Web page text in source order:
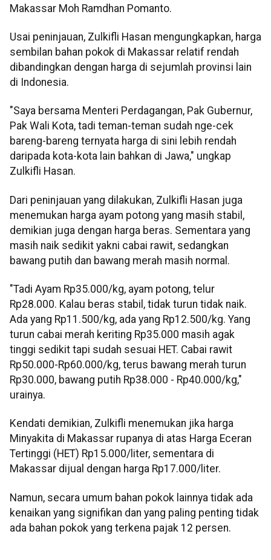
Makassar Moh Ramdhan Pomanto.
Usai peninjauan, Zulkifli Hasan mengungkapkan, harga
sembilan bahan pokok di Makassar relatif rendah
dibandingkan dengan harga di sejumlah provinsi lain
di Indonesia.
"Saya bersama Menteri Perdagangan, Pak Gubernur,
Pak Wali Kota, tadi teman-teman sudah nge-cek
bareng-bareng ternyata harga di sini lebih rendah
daripada kota-kota lain bahkan di Jawa," ungkap
Zulkifli Hasan.
Dari peninjauan yang dilakukan, Zulkifli Hasan juga
menemukan harga ayam potong yang masih stabil,
demikian juga dengan harga beras. Sementara yang
masih naik sedikit yakni cabai rawit, sedangkan
bawang putih dan bawang merah masih normal.
"Tadi Ayam Rp35.000/kg, ayam potong, telur
Rp28.000. Kalau beras stabil, tidak turun tidak naik.
Ada yang Rp11.500/kg, ada yang Rp12.500/kg. Yang
turun cabai merah keriting Rp35.000 masih agak
tinggi sedikit tapi sudah sesuai HET. Cabai rawit
Rp50.000-Rp60.000/kg, terus bawang merah turun
Rp30.000, bawang putih Rp38.000 - Rp40.000/kg,"
urainya.
Kendati demikian, Zulkifli menemukan jika harga
Minyakita di Makassar rupanya di atas Harga Eceran
Tertinggi (HET) Rp15.000/liter, sementara di
Makassar dijual dengan harga Rp17.000/liter.
Namun, secara umum bahan pokok lainnya tidak ada
kenaikan yang signifikan dan yang paling penting tidak
ada bahan pokok yang terkena pajak 12 persen.